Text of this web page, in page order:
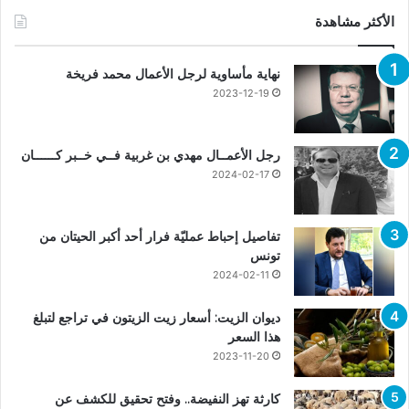
الأكثر مشاهدة
نهاية مأساوية لرجل الأعمال محمد فريخة
2023-12-19
رجل الأعمــال مهدي بن غربية فــي خــبر كــــــان
2024-02-17
تفاصيل إحباط عمليّة فرار أحد أكبر الحيتان من
تونس
2024-02-11
ديوان الزيت: أسعار زيت الزيتون في تراجع لتبلغ
هذا السعر
2023-11-20
كارثة تهز النفيضة.. وفتح تحقيق للكشف عن